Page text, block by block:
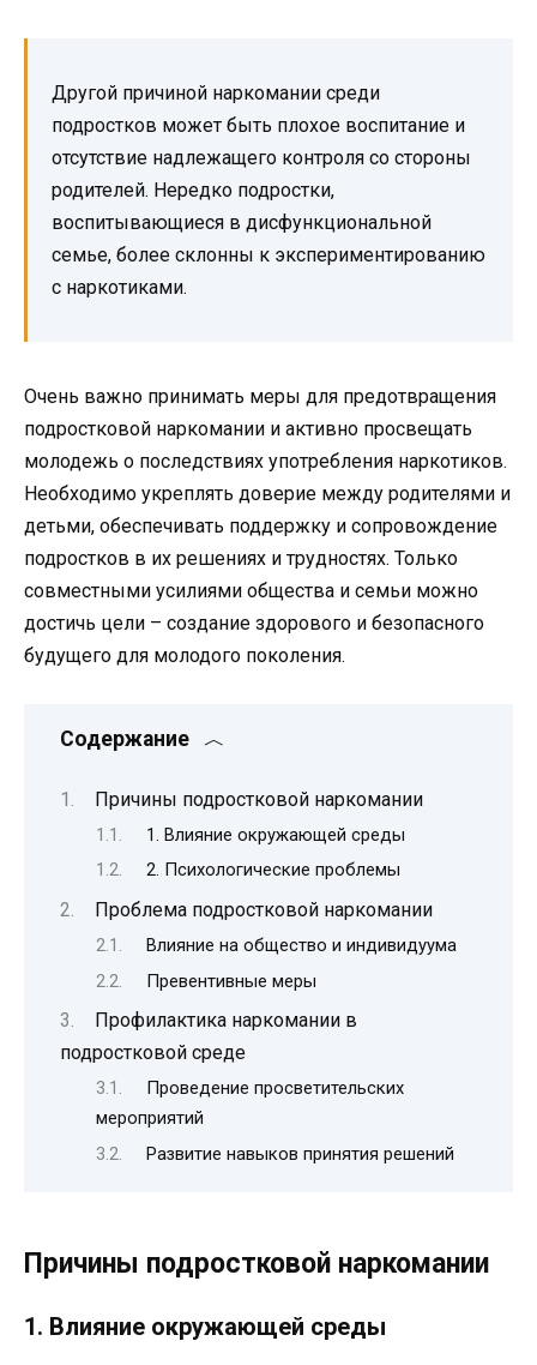
Другой причиной наркомании среди
подростков может быть плохое воспитание и
отсутствие надлежащего контроля со стороны
родителей. Нередко подростки,
воспитывающиеся в дисфункциональной
семье, более склонны к экспериментированию
с наркотиками.
Очень важно принимать меры для предотвращения
подростковой наркомании и активно просвещать
молодежь о последствиях употребления наркотиков.
Необходимо укреплять доверие между родителями и
детьми, обеспечивать поддержку и сопровождение
подростков в их решениях и трудностях. Только
совместными усилиями общества и семьи можно
достичь цели – создание здорового и безопасного
будущего для молодого поколения.
Содержание
Причины подростковой наркомании
1. Влияние окружающей среды
2. Психологические проблемы
Проблема подростковой наркомании
Влияние на общество и индивидуума
Превентивные меры
Профилактика наркомании в
подростковой среде
Проведение просветительских
мероприятий
Развитие навыков принятия решений
Причины подростковой наркомании
1. Влияние окружающей среды